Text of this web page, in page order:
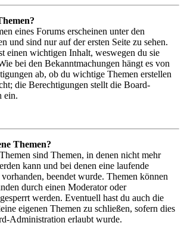
eines Forums erscheinen unter den
und sind nur auf der ersten Seite zu sehen.
einen wichtigen Inhalt, weswegen du sie
bei den Bekanntmachungen hängt es von
ab, ob du wichtige Themen erstellen
die Berechtigungen stellt die Board-
ein.
Themen?
sind Themen, in denen nicht mehr
kann und bei denen eine laufende
beendet wurde. Themen können
durch einen Moderator oder
werden. Eventuell hast du auch die
eigenen Themen zu schließen, sofern dies
Administration erlaubt wurde.